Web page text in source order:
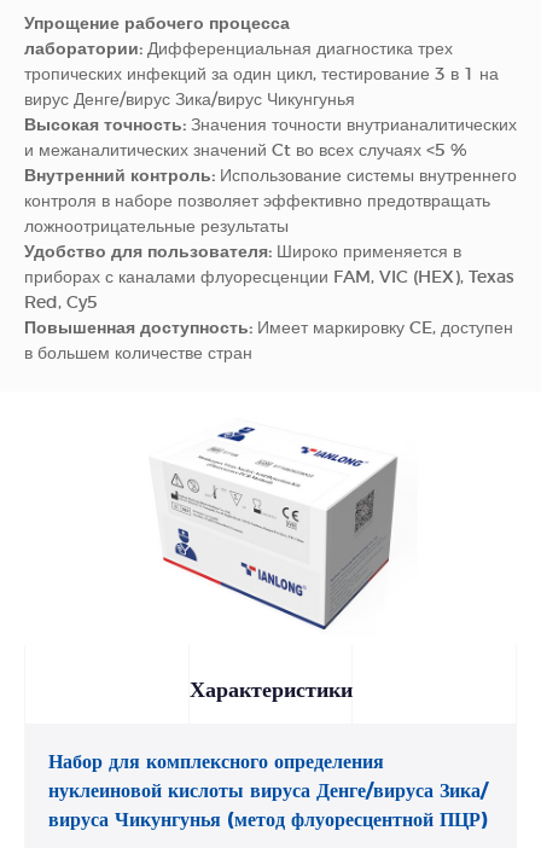
Упрощение рабочего процесса
лаборатории: Дифференциальная диагностика трех
тропических инфекций за один цикл, тестирование 3 в 1 на
вирус Денге/вирус Зика/вирус Чикунгунья
Высокая точность: Значения точности внутрианалитических
и межаналитических значений Ct во всех случаях <5 %
Внутренний контроль: Использование системы внутреннего
контроля в наборе позволяет эффективно предотвращать
ложноотрицательные результаты
Удобство для пользователя:
Широко применяется в
приборах с каналами флуоресценции FAM, VIC (HEX), Texas
Red, Cy5
Повышенная доступность: Имеет маркировку CE, доступен
в большем количестве стран
Характеристики
Набор для комплексного определения
нуклеиновой кислоты вируса Денге/вируса Зика/
вируса Чикунгунья (метод флуоресцентной ПЦР)